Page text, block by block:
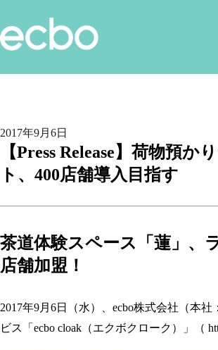
2017年9月6日
【Press Release】荷物預
ト、400店舗導入目指す
茶道体験スペース「蓮」、
店舗加盟！
2017年9月6日（水）、ecbo株式会社（本
ビス「ecbo cloak（エクボクローク）」（